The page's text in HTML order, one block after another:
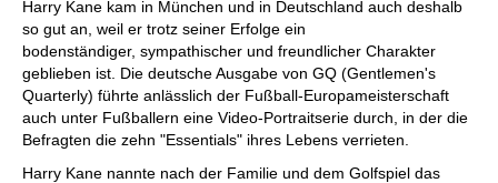
Harry Kane kam in München und in Deutschland auch deshalb
so gut an, weil er trotz seiner Erfolge ein
bodenständiger, sympathischer und freundlicher Charakter
geblieben ist. Die deutsche Ausgabe von GQ (Gentlemen's
Quarterly) führte anlässlich der Fußball-Europameisterschaft
auch unter Fußballern eine Video-Portraitserie durch, in der die
Befragten die zehn "Essentials" ihres Lebens verrieten.
Harry Kane nannte nach der Familie und dem Golfspiel das